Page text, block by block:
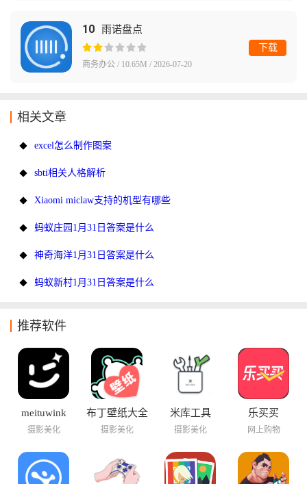
10 雨诺盘点
商务办公 / 10.65M / 2026-07-20
下载
相关文章
excel怎么制作图案
sbti相关人格解析
Xiaomi miclaw支持的机型有哪些
蚂蚁庄园1月31日答案是什么
神奇海洋1月31日答案是什么
蚂蚁新村1月31日答案是什么
推荐软件
meituwink
摄影美化
布丁壁纸大全
摄影美化
米库工具
摄影美化
乐买买
网上购物